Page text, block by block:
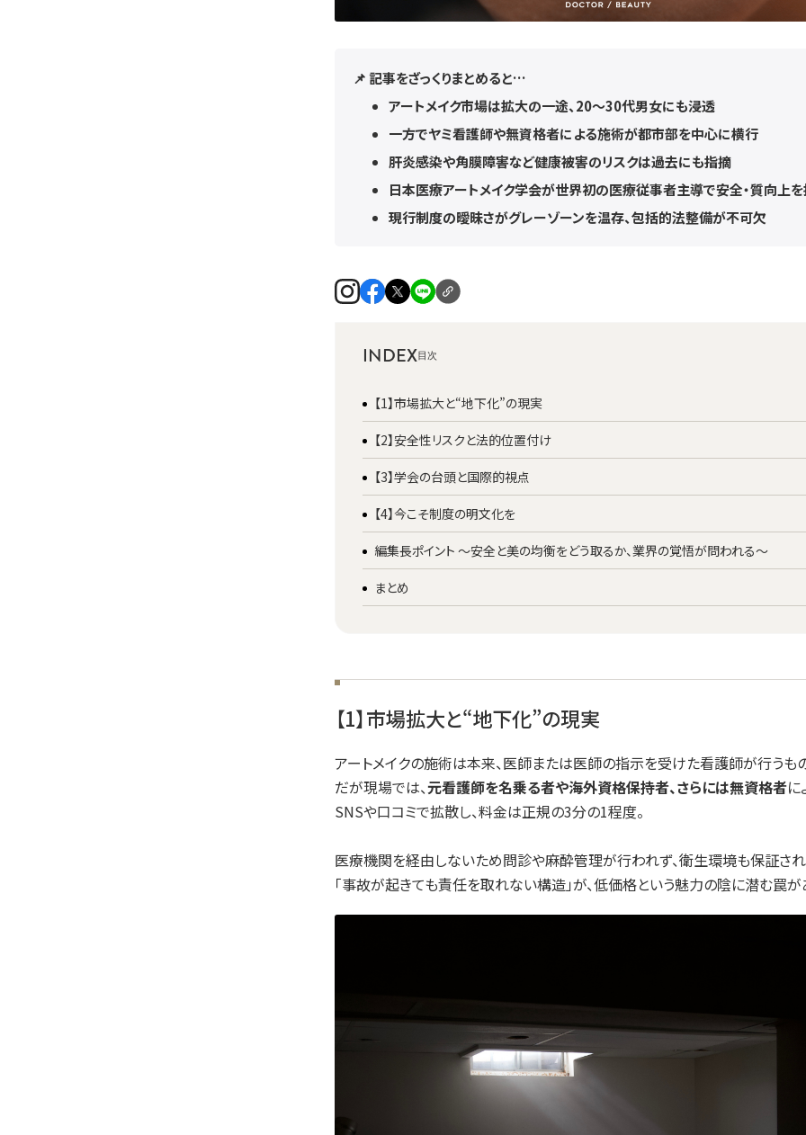
📌 記事をざっくりまとめると…
アートメイク市場は拡大の一途、20〜30代男女にも浸透
一方でヤミ看護師や無資格者による施術が都市部を中心に横行
肝炎感染や角膜障害など健康被害のリスクは過去にも指摘
日本医療アートメイク学会が世界初の医療従事者主導で安全・質向上
現行制度の曖昧さがグレーゾーンを温存、包括的法整備が不可欠
INDEX
【1】市場拡大と“地下化”の現実
【2】安全性リスクと法的位置付け
【3】学会の台頭と国際的視点
【4】今こそ制度の明文化を
編集長ポイント ～安全と美の均衡をどう取るか、業界の覚悟が問われる～
まとめ
【1】市場拡大と“地下化”の現実
アートメイクの施術は本来、医師または医師の指示を受けた看護師が行うも
だが現場では、元看護師を名乗る者や海外資格保持者、さらには無資格者に
SNSや口コミで拡散し、料金は正規の3分の1程度。
医療機関を経由しないため問診や麻酔管理が行われず、衛生環境も保証され
「事故が起きても責任を取れない構造」が、低価格という魅力の陰に潜む罠が